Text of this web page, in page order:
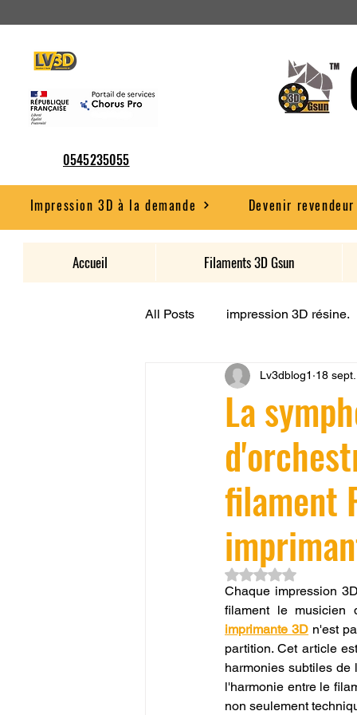
0545235055
Impression 3D à la demande Devenir revendeur
Accueil Filaments 3D Gsun
All Posts impression 3D résine.
CONCESSION LV3D
SCANNER 3D Formation
filament 3D
Entretien imprimante 3D
Bambu Lab X2D fusion
La
filament
Lv3dblog1 18
Noté NaN étoiles
Chaque impression
filament le
imprimante 3D n'est
partition. Cet article
harmonies subtiles de
l'harmonie entre le
non seulement